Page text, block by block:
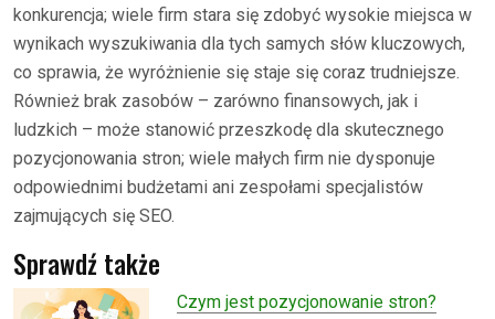
konkurencja; wiele firm stara się zdobyć wysokie miejsca w
wynikach wyszukiwania dla tych samych słów kluczowych,
co sprawia, że wyróżnienie się staje się coraz trudniejsze.
Również brak zasobów – zarówno finansowych, jak i
ludzkich – może stanowić przeszkodę dla skutecznego
pozycjonowania stron; wiele małych firm nie dysponuje
odpowiednimi budżetami ani zespołami specjalistów
zajmujących się SEO.
Sprawdź także
Czym jest pozycjonowanie stron?